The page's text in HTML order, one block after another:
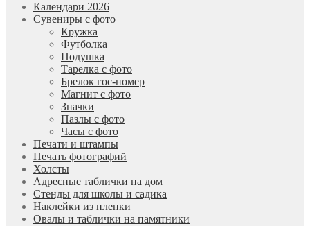
Календари 2026
Сувениры с фото
Кружка
Футболка
Подушка
Тарелка с фото
Брелок гос-номер
Магнит с фото
Значки
Пазлы с фото
Часы с фото
Печати и штампы
Печать фотографий
Холсты
Адресные таблички на дом
Стенды для школы и садика
Наклейки из пленки
Овалы и таблички на памятники